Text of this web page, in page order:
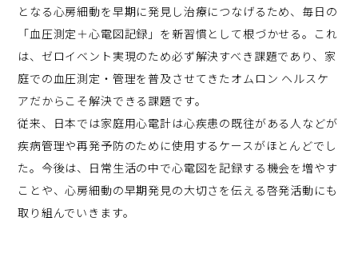
となる心房細動を早期に発見し治療につなげるため、毎日の
「血圧測定＋心電図記録」を新習慣として根づかせる。これ
は、ゼロイベント実現のため必ず解決すべき課題であり、家
庭での血圧測定・管理を普及させてきたオムロン ヘルスケ
アだからこそ解決できる課題です。
従来、日本では家庭用心電計は心疾患の既往がある人などが
疾病管理や再発予防のために使用するケースがほとんどでし
た。今後は、日常生活の中で心電図を記録する機会を増やす
ことや、心房細動の早期発見の大切さを伝える啓発活動にも
取り組んでいきます。